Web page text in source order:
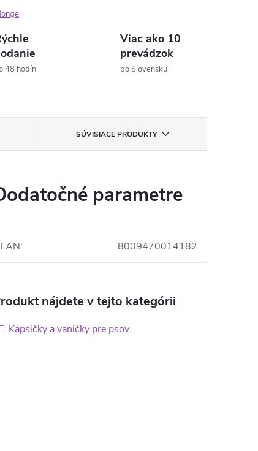
48 hodín
Viac ako 10
prevádzok
po Slovensku
SÚVISIACE PRODUKTY
parametre
EAN: 8009470014182
nájdete v tejto kategórii
Kapsičky a vaničky pre psov